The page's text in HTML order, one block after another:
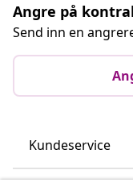
Angre på
Send inn en
Kundeservice